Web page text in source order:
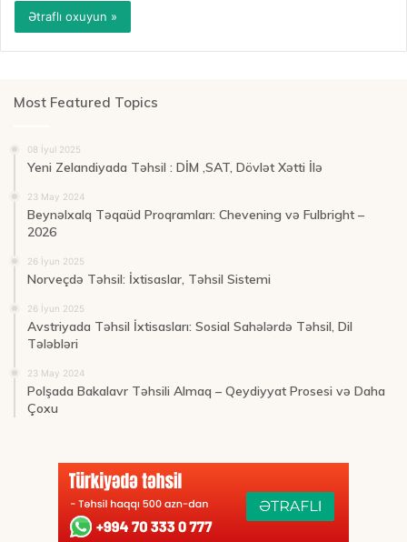
Ətraflı oxuyun »
Most Featured Topics
08 İyul 2025
Yeni Zelandiyada Təhsil : DİM ,SAT, Dövlət Xətti İlə
23 May 2024
Beynəlxalq Təqaüd Proqramları: Chevening və Fulbright –
2026
26 İyun 2025
Norveçdə Təhsil: İxtisaslar, Təhsil Sistemi
26 İyun 2025
Avstriyada Təhsil İxtisasları: Sosial Sahələrdə Təhsil, Dil
Tələbləri
23 May 2024
Polşada Bakalavr Təhsili Almaq – Qeydiyyat Prosesi və Daha
Çoxu